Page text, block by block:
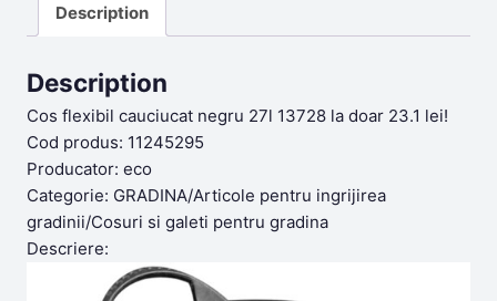
Description
Description
Cos flexibil cauciucat negru 27l 13728 la doar 23.1 lei!
Cod produs: 11245295
Producator: eco
Categorie: GRADINA/Articole pentru ingrijirea
gradinii/Cosuri si galeti pentru gradina
Descriere: